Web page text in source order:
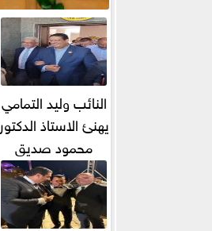
النائب وليد التمامي
يهنئ الاستاذ الدكتور
محمود صديق
تكليفة قائم باعمال
...